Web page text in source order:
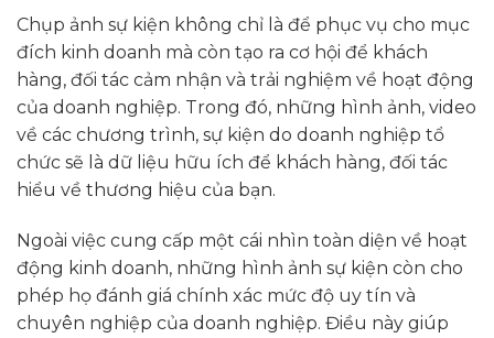
Chụp ảnh sự kiện không chỉ là để phục vụ cho mục
đích kinh doanh mà còn tạo ra cơ hội để khách
hàng, đối tác cảm nhận và trải nghiệm về hoạt động
của doanh nghiệp. Trong đó, những hình ảnh, video
về các chương trình, sự kiện do doanh nghiệp tổ
chức sẽ là dữ liệu hữu ích để khách hàng, đối tác
hiểu về thương hiệu của bạn.
Ngoài việc cung cấp một cái nhìn toàn diện về hoạt
động kinh doanh, những hình ảnh sự kiện còn cho
phép họ đánh giá chính xác mức độ uy tín và
chuyên nghiệp của doanh nghiệp. Điều này giúp